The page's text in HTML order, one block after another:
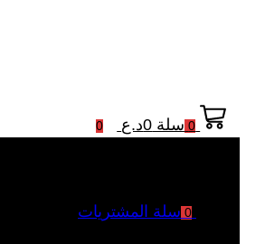
0 سلة 0د.ع 0
0 سلة المشتريات